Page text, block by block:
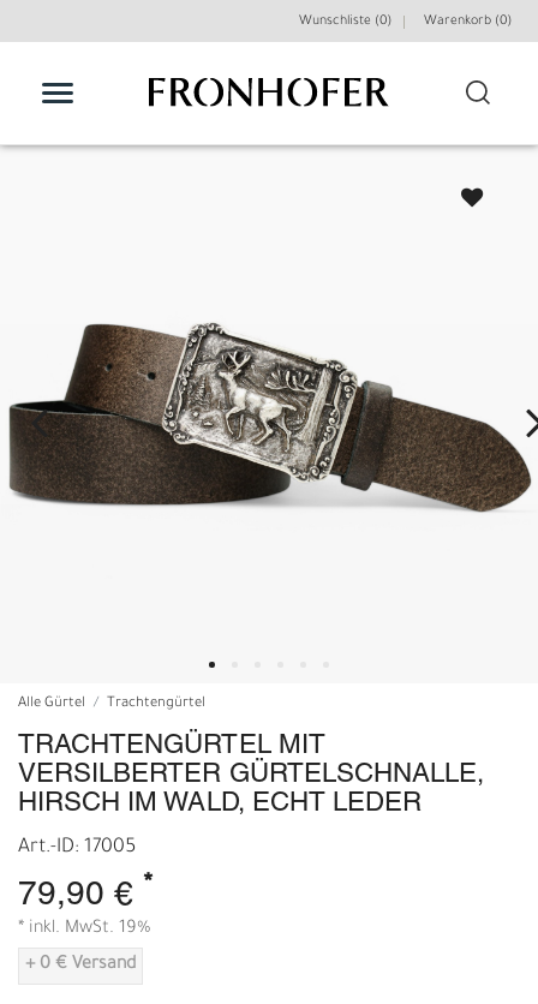
Wunschliste (0) Warenkorb (0)
Alle Gürtel Trachtengürtel
TRACHTENGÜRTEL MIT
VERSILBERTER GÜRTELSCHNALLE,
HIRSCH IM WALD, ECHT LEDER
Art.-ID: 17005
79,90 € *
* inkl. MwSt. 19%
+ 0 € Versand